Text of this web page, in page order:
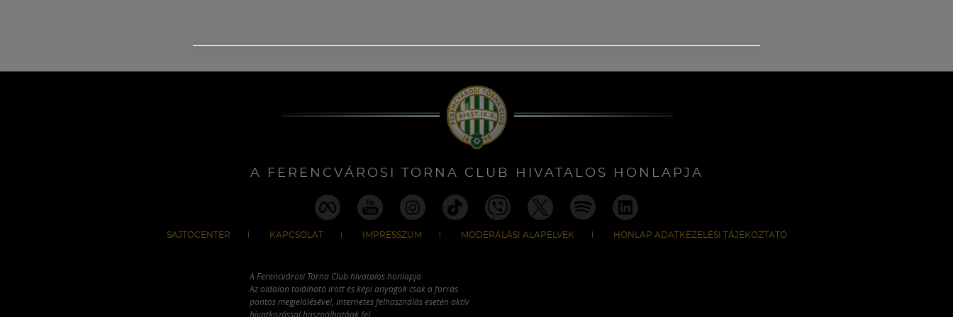
A FERENCVÁROSI TORNA CLUB HIVATALOS HONLAPJA
SAJTÓCENTER KAPCSOLAT IMPRESSZUM MODERÁLÁSI ALAPELVEK HONLAP ADATKEZELÉSI TÁJÉKOZTATÓ
A Ferencvárosi Torna Club hivatalos honlapja
Az oldalon található írott és képi anyagok csak a forrás
pontos megjelölésével, internetes felhasználás esetén aktív
hivatkozással használhatóak fel.